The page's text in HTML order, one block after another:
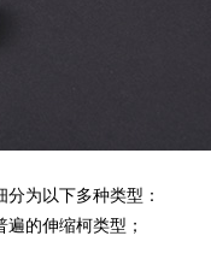
为以下多种类型：
的伸缩柯类型；